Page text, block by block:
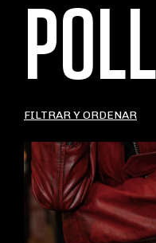
FILTRAR Y ORDENAR